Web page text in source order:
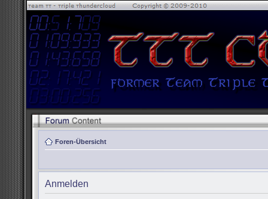
Foren-Übersicht
Anmelden